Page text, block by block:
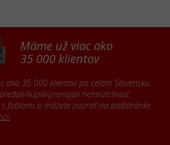
Máme už viac ako
35 000 klientov
ako 35 000 klientov po celom Slovensku,
kúpili/prenajali nehnuteľnosť.
fotkami si môžete pozrieť na podstránke
.